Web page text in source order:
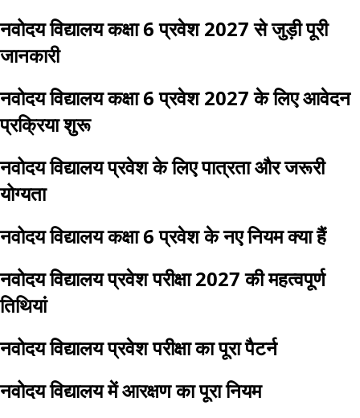
नवोदय विद्यालय कक्षा 6 प्रवेश 2027 से जुड़ी पूरी
जानकारी
नवोदय विद्यालय कक्षा 6 प्रवेश 2027 के लिए आवेदन
प्रक्रिया शुरू
नवोदय विद्यालय प्रवेश के लिए पात्रता और जरूरी
योग्यता
नवोदय विद्यालय कक्षा 6 प्रवेश के नए नियम क्या हैं
नवोदय विद्यालय प्रवेश परीक्षा 2027 की महत्वपूर्ण
तिथियां
नवोदय विद्यालय प्रवेश परीक्षा का पूरा पैटर्न
नवोदय विद्यालय में आरक्षण का पूरा नियम